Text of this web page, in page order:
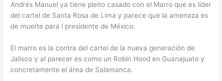
Andrés Manuel ya tiene pleito casado con el Marro que es líder
del cartel de Santa Rosa de Lima y parece que la amenaza es
de muerte para l presidente de México.
El marro es la contra del cartel de la nueva generación de
Jalisco y al parecer es como un Robin Hood en Guanajuato y
concretamente el área de Salamanca.